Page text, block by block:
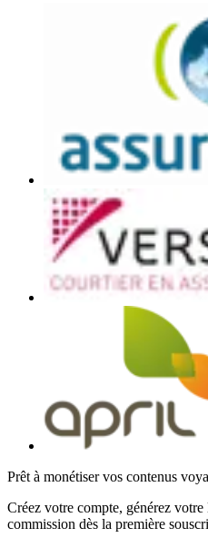
Prêt à monétiser vos contenus
Créez votre compte, générez
commission dès la première